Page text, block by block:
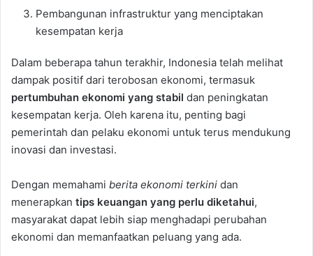
Pembangunan infrastruktur yang menciptakan
kesempatan kerja
Dalam beberapa tahun terakhir, Indonesia telah melihat
dampak positif dari terobosan ekonomi, termasuk
pertumbuhan ekonomi yang stabil dan peningkatan
kesempatan kerja. Oleh karena itu, penting bagi
pemerintah dan pelaku ekonomi untuk terus mendukung
inovasi dan investasi.
Dengan memahami berita ekonomi terkini dan
menerapkan tips keuangan yang perlu diketahui,
masyarakat dapat lebih siap menghadapi perubahan
ekonomi dan memanfaatkan peluang yang ada.